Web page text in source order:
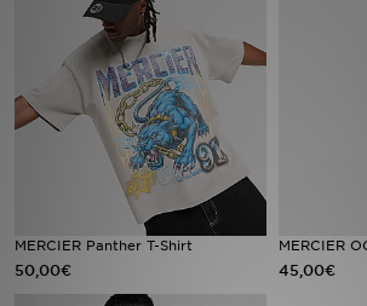
MERCIER Panther T-Shirt
50,00€
MERCIER
45,00€
Kinder
Bestsellers
JD Exklusives